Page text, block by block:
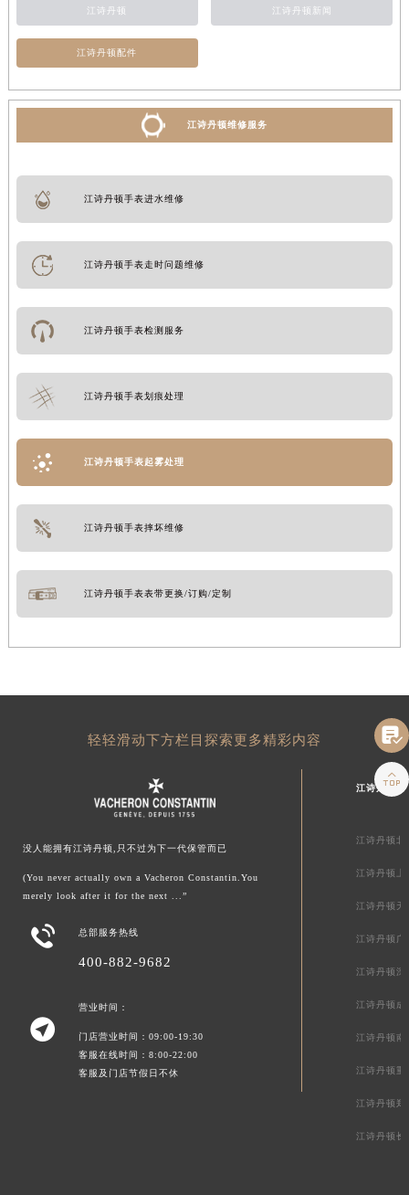
江诗丹顿 江诗丹顿新闻
江诗丹顿配件
江诗丹顿维修服务
江诗丹顿手表进水维修
江诗丹顿手表走时问题维修
江诗丹顿手表检测服务
江诗丹顿手表划痕处理
江诗丹顿手表起雾处理
江诗丹顿手表摔坏维修
江诗丹顿手表表带更换/订购/定制
轻轻滑动下方栏目探索更多精彩内容
没人能拥有江诗丹顿,只不过为下一代保管而已
(You never actually own a Vacheron Constantin.You
merely look after it for the next ...”
 总部服务热线
400-882-9682

营业时间：
门店营业时间：09:00-19:30
客服在线时间：8:00-22:00
客服及门店节假日不休
江诗丹顿中
江诗丹顿北
江诗丹顿上
江诗丹顿天
江诗丹顿广
江诗丹顿深
江诗丹顿成
江诗丹顿南
江诗丹顿重
江诗丹顿郑
江诗丹顿长

